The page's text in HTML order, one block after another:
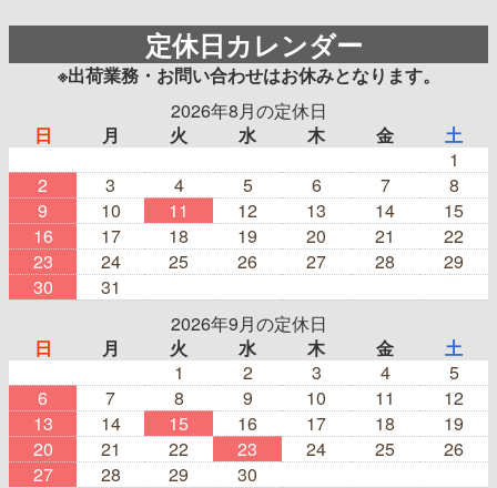
定休日カレンダー
※出荷業務・お問い合わせはお休みとなります。
2026年8月の定休日
日
月 火 水 木 金
土
1
2
3 4 5 6 7
8
9
10 11 12 13 14
15
16
17 18 19 20 21
22
23
24 25 26 27 28
29
30
31
2026年9月の定休日
日
月 火 水 木 金
土
1
2 3 4
5
6
7 8 9 10 11
12
13
14 15 16 17 18
19
20
21 22 23 24 25
26
27
28 29
30